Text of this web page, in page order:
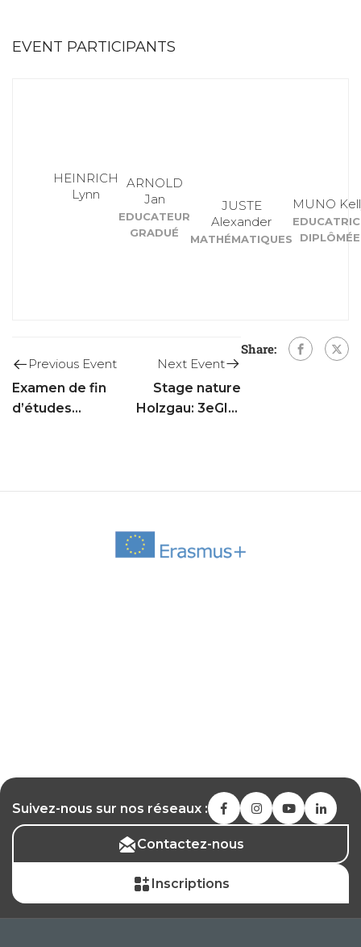
EVENT PARTICIPANTS
HEINRICH
Lynn
ARNOLD
Jan
EDUCATEUR
GRADUÉ
JUSTE
Alexander
MATHÉMATIQUES
MUNO
DIPLÔMÉE
Share:
Previous Event
Examen de fin
d’études
Next Event
Stage nature
Holzgau: 3eGIG,
Suivez-nous sur nos réseaux :
Contactez-nous
Inscriptions